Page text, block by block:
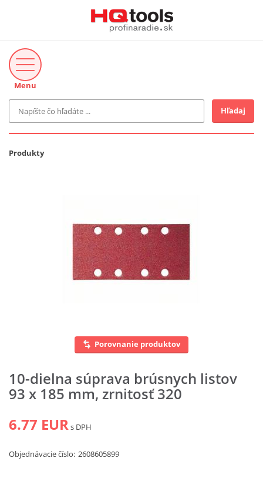
Značka
Makita-Záhrada
EUR
novinka v ponuke
Hľadaj
Menu
Produkty
Porovnanie produktov
10-dielna súprava brúsnych listov
93 x 185 mm, zrnitosť 320
6.77 EURs DPH
Objednávacie číslo: 2608605899